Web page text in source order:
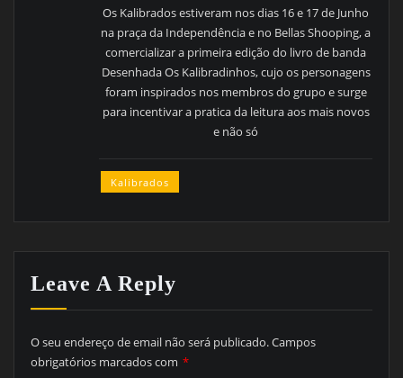
Os Kalibrados estiveram nos dias 16 e 17 de Junho
na praça da Independência e no Bellas Shooping, a
comercializar a primeira edição do livro de banda
Desenhada Os Kalibradinhos, cujo os personagens
foram inspirados nos membros do grupo e surge
para incentivar a pratica da leitura aos mais novos
e não só
Kalibrados
Leave A Reply
O seu endereço de email não será publicado.Campos
obrigatórios marcados com *